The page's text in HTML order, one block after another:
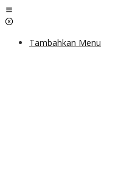
Lewati
ke
Tambahkan Menu